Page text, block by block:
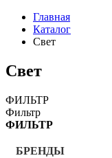
Главная
Каталог
Свет
Свет
ФИЛЬТР
Фильтр
ФИЛЬТР
БРЕНДЫ